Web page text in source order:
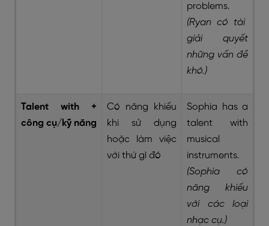
problems.
(Ryan có tài
giải quyết
những vấn đề
khó.)
Talent with +
công cụ/kỹ năng
Có năng khiếu
khi sử dụng
hoặc làm việc
với thứ gì đó
Sophia has a
talent with
musical
instruments.
(Sophia có
năng khiếu
với các loại
nhạc cụ.)